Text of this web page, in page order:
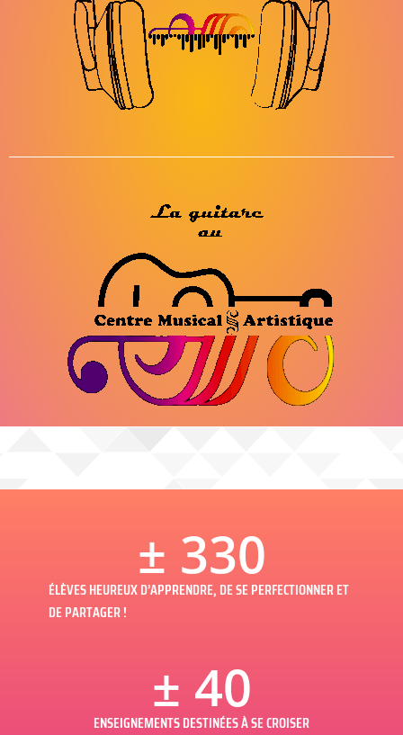
ÉLÈVES HEUREUX D’APPRENDRE, DE SE PERFECTIONNER ET
DE PARTAGER !
± 330
ENSEIGNEMENTS DESTINÉES À SE CROISER
± 40